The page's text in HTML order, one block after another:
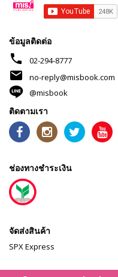
ข้อมูลติดต่อ
phone 02-294-8777
mail
no-reply@misbook.com
@misbook
ติดตามเรา
ช่องทางชำระเงิน
จัดส่งสินค้า
SPX Express